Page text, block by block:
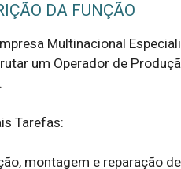
DA FUNÇÃO
Multinacional
um Operador de
Tarefas:
montagem e reparação